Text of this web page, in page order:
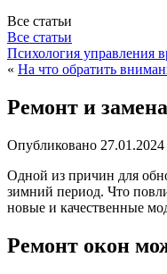
Все статьи
Все статьи
Психология управления
« На что обратить
Ремонт и
Опубликовано 27.01.2024
Одной из причин для
зимний период. Что
новые и качественные
Ремонт окон